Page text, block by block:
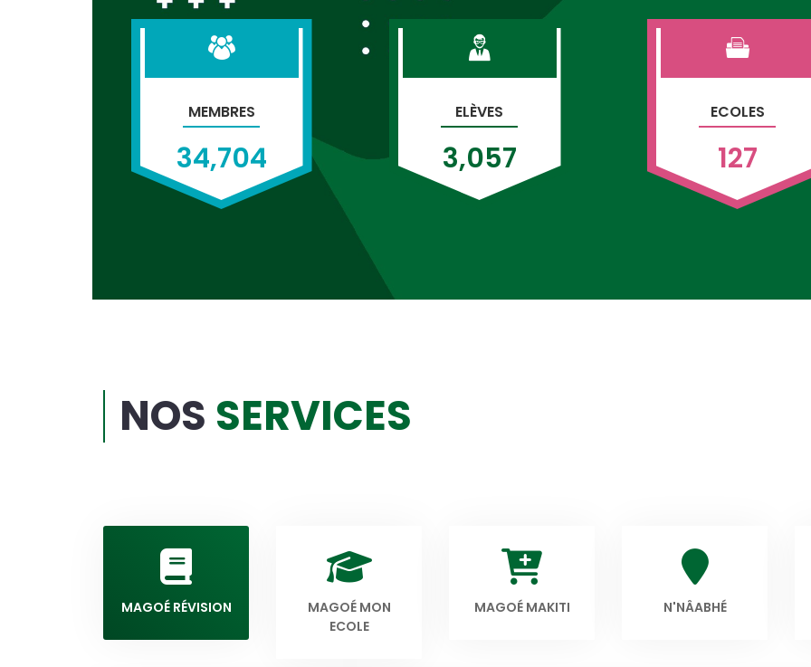
MEMBRES
34,704
ELÈVES
3,057
ECOLES
127
NOS SERVICES
MAGOÉ RÉVISION
MAGOÉ MON
ECOLE
MAGOÉ MAKITI N'NÂABHÉ